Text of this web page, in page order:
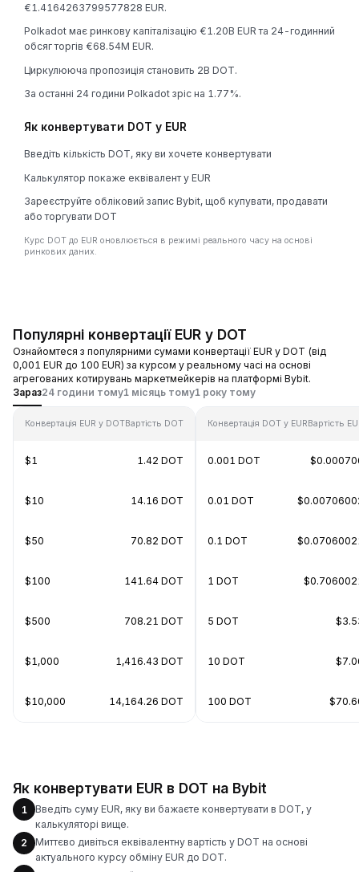
€1.4164263799577828 EUR.
Polkadot має ринкову капіталізацію €1.20B EUR та 24-годинний
обсяг торгів €68.54M EUR.
Циркулююча пропозиція становить 2B DOT.
За останні 24 години Polkadot зріс на 1.77%.
Як конвертувати DOT у EUR
Введіть кількість DOT, яку ви хочете конвертувати
Калькулятор покаже еквівалент у EUR
Зареєструйте обліковий запис Bybit, щоб купувати, продавати
або торгувати DOT
Курс DOT до EUR оновлюється в режимі реального часу на основі
ринкових даних.
Популярні конвертації EUR у DOT
Ознайомтеся з популярними сумами конвертації EUR у DOT (від
0,001 EUR до 100 EUR) за курсом у реальному часі на основі
агрегованих котирувань маркетмейкерів на платформі Bybit.
Зараз24 години тому1 місяць тому1 року тому
Конвертація EUR у DOTВартість DOT
$1 1.42 DOT
$10 14.16 DOT
$50 70.82 DOT
$100 141.64 DOT
$500 708.21 DOT
$1,000 1,416.43 DOT
$10,000 14,164.26 DOT
Конвертація DOT у EURВартість
0.001 DOT
0.01 DOT
0.1 DOT
1 DOT
5 DOT
10 DOT
100 DOT
Як конвертувати EUR в DOT на Bybit
1
Введіть суму EUR, яку ви бажаєте конвертувати в DOT, у
калькуляторі вище.
2
Миттєво дивіться еквівалентну вартість у DOT на основі
актуального курсу обміну EUR до DOT.